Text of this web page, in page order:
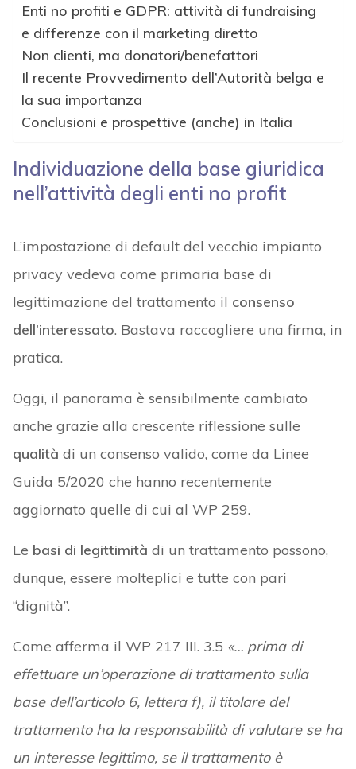
Enti no profiti e GDPR: attività di fundraising
e differenze con il marketing diretto
Non clienti, ma donatori/benefattori
Il recente Provvedimento dell’Autorità belga e
la sua importanza
Conclusioni e prospettive (anche) in Italia
Individuazione della base giuridica
nell’attività degli enti no profit
L’impostazione di default del vecchio impianto
privacy vedeva come primaria base di
legittimazione del trattamento il consenso
dell’interessato. Bastava raccogliere una firma, in
pratica.
Oggi, il panorama è sensibilmente cambiato
anche grazie alla crescente riflessione sulle
qualità di un consenso valido, come da Linee
Guida 5/2020 che hanno recentemente
aggiornato quelle di cui al WP 259.
Le basi di legittimità di un trattamento possono,
dunque, essere molteplici e tutte con pari
“dignità”.
Come afferma il WP 217 III. 3.5 «… prima di
effettuare un’operazione di trattamento sulla
base dell’articolo 6, lettera f), il titolare del
trattamento ha la responsabilità di valutare se ha
un interesse legittimo, se il trattamento è